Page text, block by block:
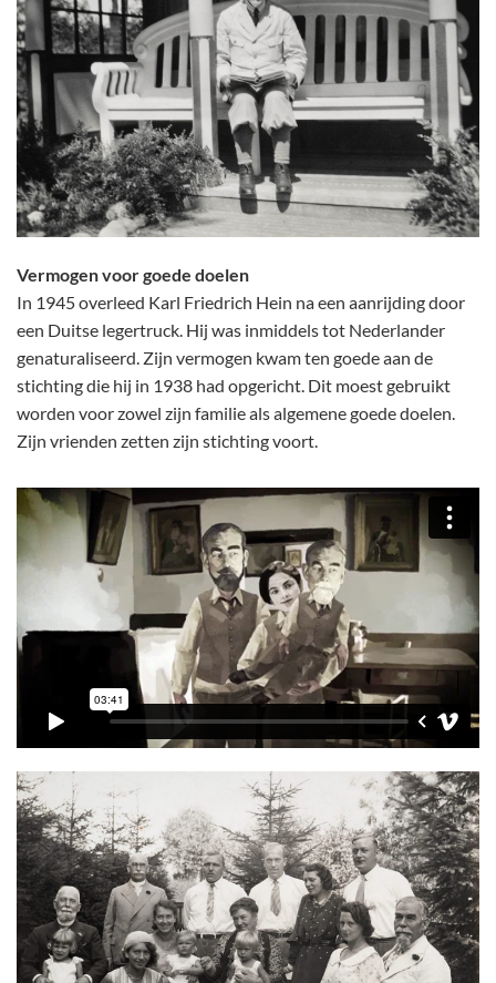
Vermogen voor goede doelen
In 1945 overleed Karl Friedrich Hein na een aanrijding door
een Duitse legertruck. Hij was inmiddels tot Nederlander
genaturaliseerd. Zijn vermogen kwam ten goede aan de
stichting die hij in 1938 had opgericht. Dit moest gebruikt
worden voor zowel zijn familie als algemene goede doelen.
Zijn vrienden zetten zijn stichting voort.